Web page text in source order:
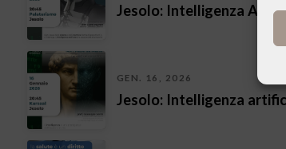
Jesolo: Intelligenza
GEN. 16, 2026
Jesolo: Intelligenza